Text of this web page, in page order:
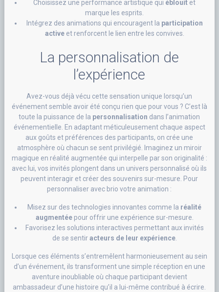
Choisissez une performance artistique qui éblouit et
marque les esprits.
Intégrez des animations qui encouragent la participation
activeet renforcent le lien entre les convives.
La personnalisation de
l’expérience
Avez-vous déjà vécu cette sensation unique lorsqu’un
événement semble avoir été conçu rien que pour vous ? C’est là
toute la puissance de la personnalisation dans l’animation
événementielle. En adaptant méticuleusement chaque aspect
aux goûts et préférences des participants, on crée une
atmosphère où chacun se sent privilégié. Imaginez un miroir
magique en réalité augmentée qui interpelle par son originalité :
avec lui, vos invités plongent dans un univers personnalisé où ils
peuvent interagir et créer des souvenirs sur-mesure. Pour
personnaliser avec brio votre animation :
Misez sur des technologies innovantes comme la réalité
augmentéepour offrir une expérience sur-mesure.
Favorisez les solutions interactives permettant aux invités
de se sentiracteurs de leur expérience.
Lorsque ces éléments s’entremêlent harmonieusement au sein
d’un événement, ils transforment une simple réception en une
aventure inoubliable où chaque participant devient
ambassadeur d’une histoire qu’il a lui-même contribué à écrire.